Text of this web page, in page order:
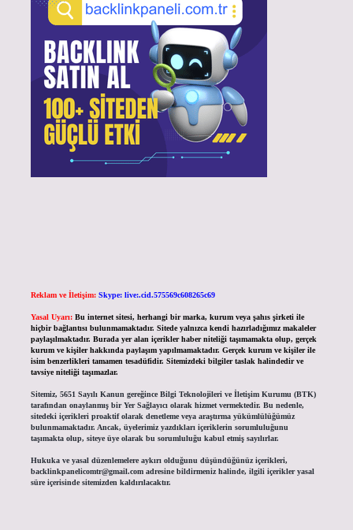
Reklam ve İletişim: Skype: live:.cid.575569c608265c69
Yasal Uyarı: Bu internet sitesi, herhangi bir marka, kurum veya şahıs şirketi ile
hiçbir bağlantısı bulunmamaktadır. Sitede yalnızca kendi hazırladığımız makaleler
paylaşılmaktadır. Burada yer alan içerikler haber niteliği taşımamakta olup, gerçek
kurum ve kişiler hakkında paylaşım yapılmamaktadır. Gerçek kurum ve kişiler ile
isim benzerlikleri tamamen tesadüfidir. Sitemizdeki bilgiler taslak halindedir ve
tavsiye niteliği taşımazlar.
Sitemiz, 5651 Sayılı Kanun gereğince Bilgi Teknolojileri ve İletişim Kurumu (BTK)
tarafından onaylanmış bir Yer Sağlayıcı olarak hizmet vermektedir. Bu nedenle,
sitedeki içerikleri proaktif olarak denetleme veya araştırma yükümlülüğümüz
bulunmamaktadır. Ancak, üyelerimiz yazdıkları içeriklerin sorumluluğunu
taşımakta olup, siteye üye olarak bu sorumluluğu kabul etmiş sayılırlar.
Hukuka ve yasal düzenlemelere aykırı olduğunu düşündüğünüz içerikleri,
backlinkpanelicomtr@gmail.comadresine bildirmeniz halinde, ilgili içerikler yasal
süre içerisinde sitemizden kaldırılacaktır.